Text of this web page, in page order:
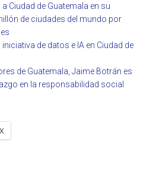
Ciudad de Guatemala en su
de ciudades del mundo por
de datos e IA en Ciudad de
de Guatemala, Jaime Botrán es
en la responsabilidad social
X